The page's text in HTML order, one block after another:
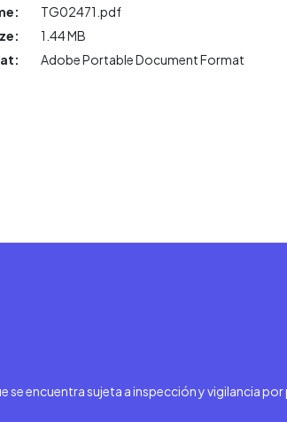
TG02471.pdf
1.44 MB
Adobe Portable Document Format
se encuentra sujeta a inspección y vigilancia